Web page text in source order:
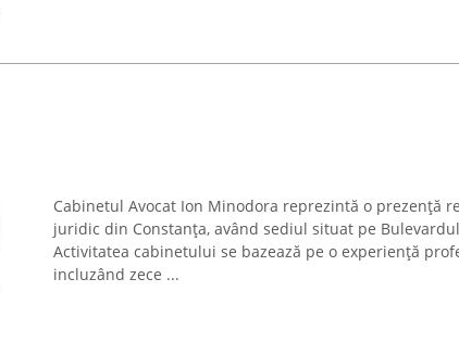
Cabinetul Avocat Ion Minodora reprezintă o prezență
juridic din Constanța, având sediul situat pe
Activitatea cabinetului se bazează pe o experiență
incluzând zece ...